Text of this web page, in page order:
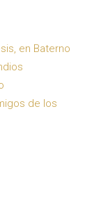
en Baterno
de los